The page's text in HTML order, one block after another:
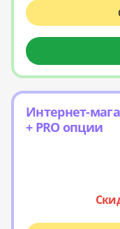
Интернет-
+ PRO опции